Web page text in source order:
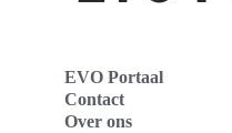
EVO Portaal
Contact
Over ons